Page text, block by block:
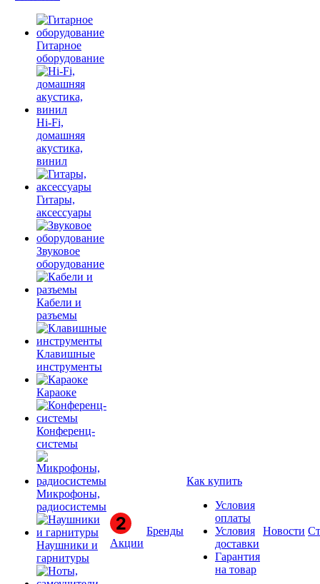
Гитарное
оборудование
Hi-Fi,
домашняя
акустика,
винил
Гитары,
аксессуары
Звуковое
оборудование
Кабели и
разъемы
Клавишные
инструменты
Караоке
Конференц-
системы
Микрофоны,
радиосистемы
Наушники и
гарнитуры
Акции
Бренды
Как купить
Условия
оплаты
Условия
доставки
Гарантия
на товар
Новости